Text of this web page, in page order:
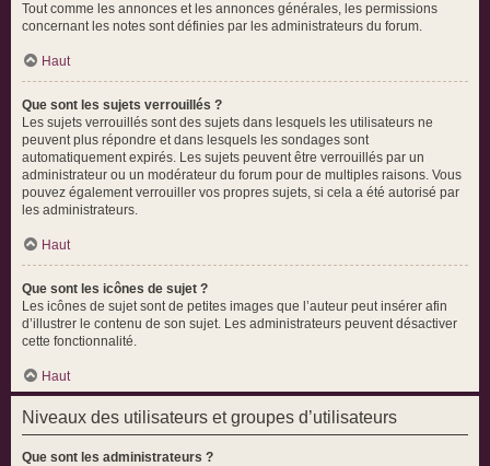
Tout comme les annonces et les annonces générales, les permissions
concernant les notes sont définies par les administrateurs du forum.
Haut
Que sont les sujets verrouillés ?
Les sujets verrouillés sont des sujets dans lesquels les utilisateurs ne
peuvent plus répondre et dans lesquels les sondages sont
automatiquement expirés. Les sujets peuvent être verrouillés par un
administrateur ou un modérateur du forum pour de multiples raisons. Vous
pouvez également verrouiller vos propres sujets, si cela a été autorisé par
les administrateurs.
Haut
Que sont les icônes de sujet ?
Les icônes de sujet sont de petites images que l’auteur peut insérer afin
d’illustrer le contenu de son sujet. Les administrateurs peuvent désactiver
cette fonctionnalité.
Haut
Niveaux des utilisateurs et groupes d’utilisateurs
Que sont les administrateurs ?